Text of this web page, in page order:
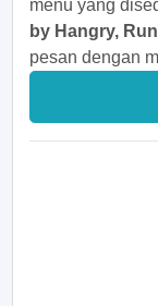
menu yang
by Hangry,
pesan dengan